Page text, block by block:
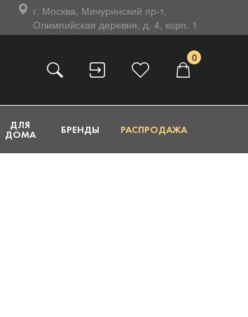
г. Москва, Мичуринский пр-т,
Олимпийская деревня, д. 4, корп. 1
0
ДЛЯ
ДОМА БРЕНДЫ РАСПРОДАЖА